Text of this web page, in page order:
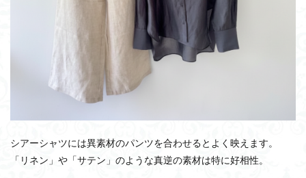
シアーシャツには異素材のパンツを合わせるとよく映えます。
「リネン」や「サテン」のような真逆の素材は特に好相性。